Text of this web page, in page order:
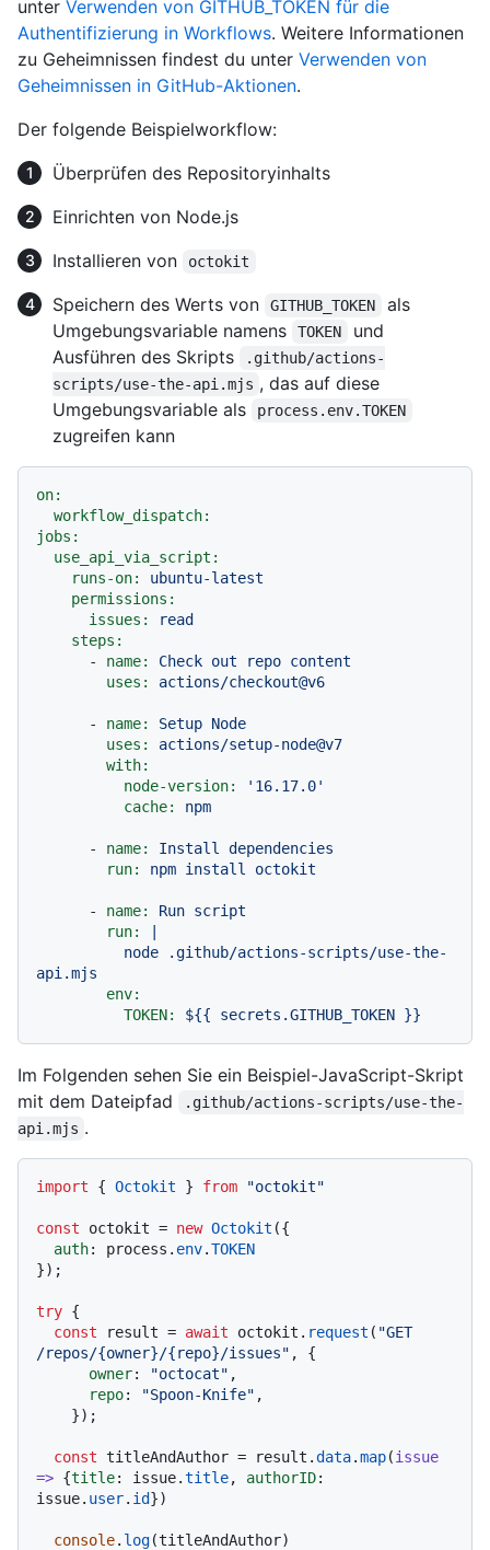
unter Verwenden von GITHUB_TOKEN für die
Authentifizierung in Workflows. Weitere Informationen
zu Geheimnissen findest du unter Verwenden von
Geheimnissen in GitHub-Aktionen.
Der folgende Beispielworkflow:
Überprüfen des Repositoryinhalts
Einrichten von Node.js
Installieren von
octokit
Speichern des Werts von GITHUB_TOKEN
als
Umgebungsvariable namens
TOKEN
und
Ausführen des Skripts
.github/actions-
scripts/use-the-api.mjs , das auf diese
Umgebungsvariable als
process.env.TOKEN
zugreifen kann
on:
workflow_dispatch:
jobs:
use_api_via_script:
runs-on:
ubuntu-latest
permissions:
issues:
read
steps:
-
name: Check out repo content
uses:
actions/checkout@v6
- name: Setup Node
uses:
actions/setup-node@v7
with:
node-version:
'16.17.0'
cache:
npm
- name: Install
dependencies
run:
npm install octokit
- name: Run script
run:
env:
TOKEN:
${{ secrets.GITHUB_TOKEN }}
Im Folgenden sehen Sie ein Beispiel-JavaScript-Skript
mit dem Dateipfad
.github/actions-scripts/use-the-
api.mjs .
import { Octokit } from "octokit"
const octokit = new Octokit ({
auth: process. env.TOKEN
});
try {
const result = await octokit. request ( "GET
/repos/{owner}/{repo}/issues" , {
owner: "octocat" ,
repo: "Spoon-Knife" ,
const titleAndAuthor = result.data.map(issue
=> {title: issue.title, authorID:
issue. user. id})
console. log(titleAndAuthor)